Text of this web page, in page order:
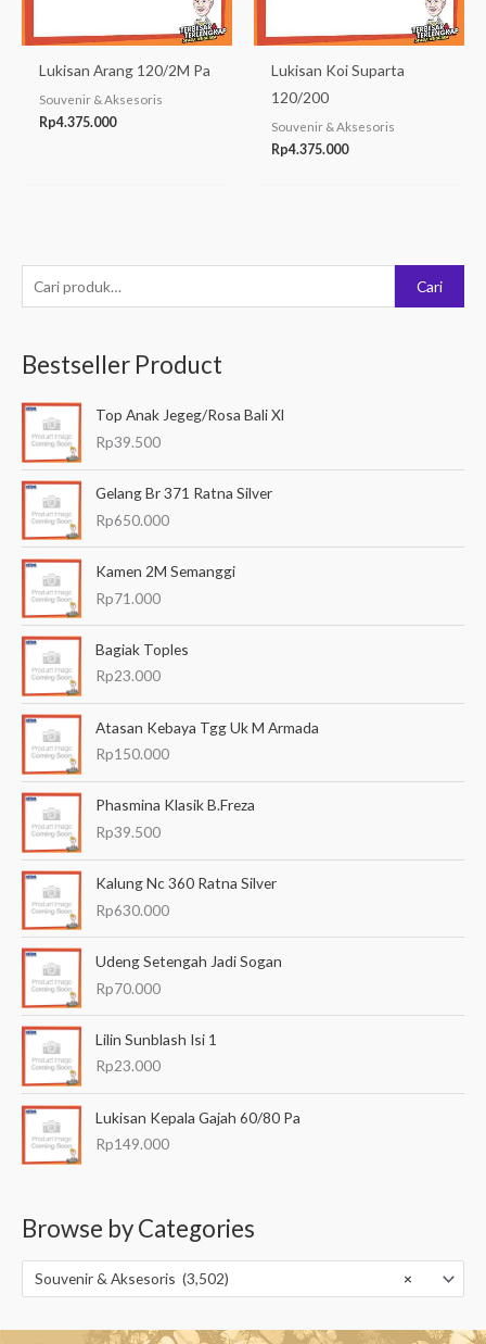
e
c
a
u
n
u
Cari
Bestseller Product
Top Anak Jegeg/Rosa Bali Xl
Rp39.500
Gelang Br 371 Ratna Silver
Rp650.000
Kamen 2M Semanggi
Rp71.000
Bagiak Toples
Rp23.000
Atasan Kebaya Tgg Uk M Armada
Rp150.000
Phasmina Klasik B.Freza
Rp39.500
Kalung Nc 360 Ratna Silver
Rp630.000
Udeng Setengah Jadi Sogan
Rp70.000
Lilin Sunblash Isi 1
Rp23.000
Lukisan Kepala Gajah 60/80 Pa
Rp149.000
Browse by Categories
×
Souvenir & Aksesoris (3,502)
Lukisan Arang 120/2M Pa
Souvenir & Aksesoris
Rp4.375.000
Lukisan Koi Suparta
120/200
Souvenir & Aksesoris
Rp4.375.000